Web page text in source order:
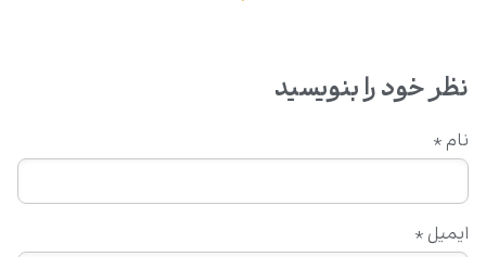
نظر خود را بنویسید
نام *
ایمیل *